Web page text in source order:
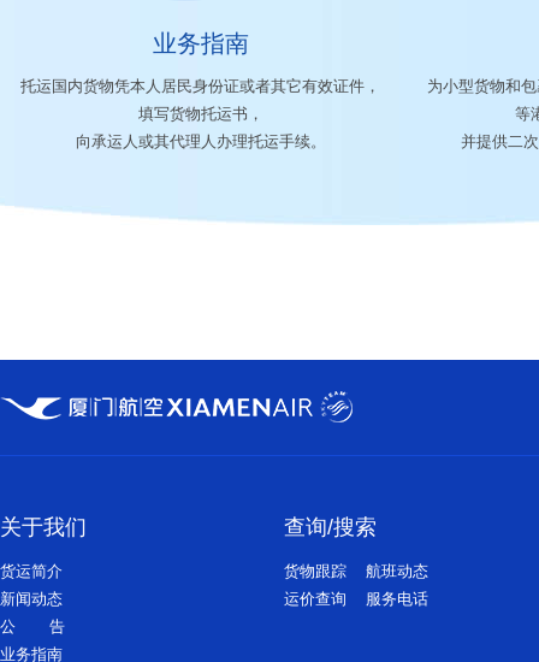
业务指南
托运国内货物凭本人居民身份证或者其它有效证件，
填写货物托运书，
向承运人或其代理人办理托运手续。
为小型货物和包
等
并提供二
关于我们
货运简介
新闻动态
公 告
业务指南
查询/搜索
货物跟踪
航班动态
运价查询
服务电话